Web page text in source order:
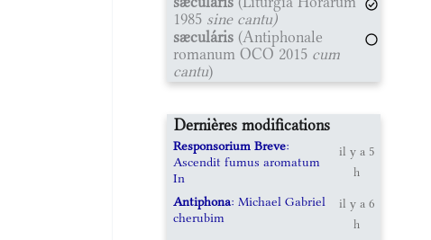
1985 sine cantu)
sæculáris (Antiphonale
romanum OCO 2015 cum
cantu)
Dernières modifications
Responsorium Breve:
Ascendit fumus aromatum
In
il y a 5
h
Antiphona: Michael Gabriel
cherubim
il y a 6
h